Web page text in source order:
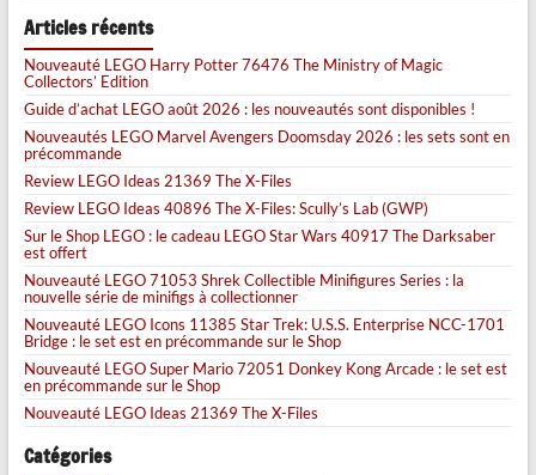
Articles récents
Nouveauté LEGO Harry Potter 76476 The Ministry of Magic
Collectors’ Edition
Guide d’achat LEGO août 2026 : les nouveautés sont disponibles !
Nouveautés LEGO Marvel Avengers Doomsday 2026 : les sets sont en
précommande
Review LEGO Ideas 21369 The X-Files
Review LEGO Ideas 40896 The X-Files: Scully’s Lab (GWP)
Sur le Shop LEGO : le cadeau LEGO Star Wars 40917 The Darksaber
est offert
Nouveauté LEGO 71053 Shrek Collectible Minifigures Series : la
nouvelle série de minifigs à collectionner
Nouveauté LEGO Icons 11385 Star Trek: U.S.S. Enterprise NCC-1701
Bridge : le set est en précommande sur le Shop
Nouveauté LEGO Super Mario 72051 Donkey Kong Arcade : le set est
en précommande sur le Shop
Nouveauté LEGO Ideas 21369 The X-Files
Catégories